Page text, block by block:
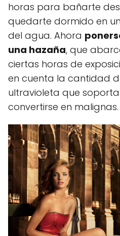
horas para bañarte
quedarte dormido en
del agua. Ahora
una hazaña, que
ciertas horas de
en cuenta la cantidad
ultravioleta que
convertirse en malignas.